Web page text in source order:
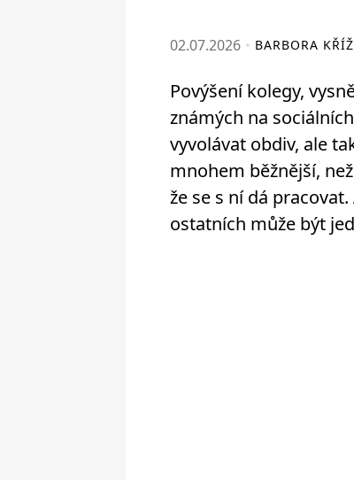
02.07.2026 BARBORA
Povýšení kolegy,
známých na
vyvolávat obdiv, ale
mnohem běžnější,
že se s ní dá
ostatních může být